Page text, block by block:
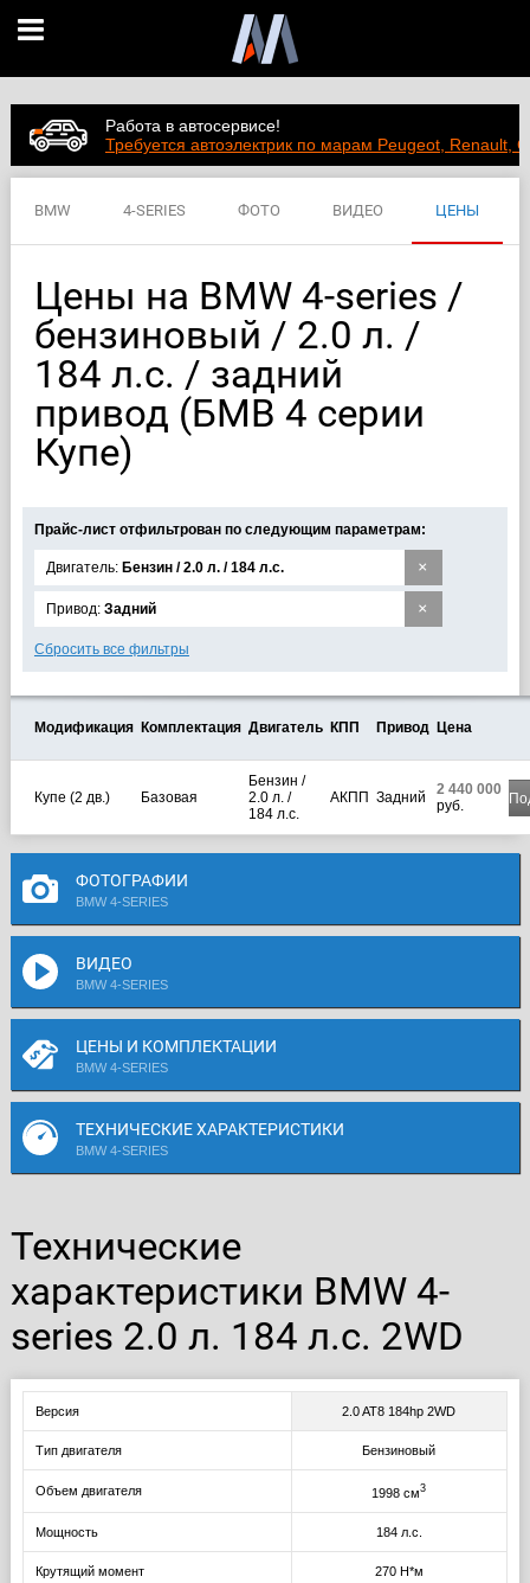
Работа в автосервисе!
Требуется автоэлектрик по марам Peugeot, Renault,
BMW 4-SERIES ФОТО ВИДЕО ЦЕНЫ
Цены на BMW 4-series /
бензиновый / 2.0 л. /
184 л.с. / задний
привод (БМВ 4 серии
Купе)
Прайс-лист отфильтрован по следующим параметрам:
×
Двигатель: Бензин / 2.0 л. / 184 л.с.
×
Привод: Задний
Сбросить все фильтры
Модификация Комплектация Двигатель КПП Привод Цена
Купе (2 дв.) Базовая
Бензин /
2.0 л. /
184 л.с.
АКПП Задний
2 440 000
руб.
ФОТОГРАФИИ
BMW 4-SERIES
ВИДЕО
BMW 4-SERIES
ЦЕНЫ И КОМПЛЕКТАЦИИ
BMW 4-SERIES
ТЕХНИЧЕСКИЕ ХАРАКТЕРИСТИКИ
BMW 4-SERIES
Технические
характеристики BMW 4-
series 2.0 л. 184 л.с. 2WD
Версия 2.0 AT8 184hp 2WD
Тип двигателя Бензиновый
Объем двигателя 1998 см3
Мощность 184 л.с.
Крутящий момент 270 Н*м